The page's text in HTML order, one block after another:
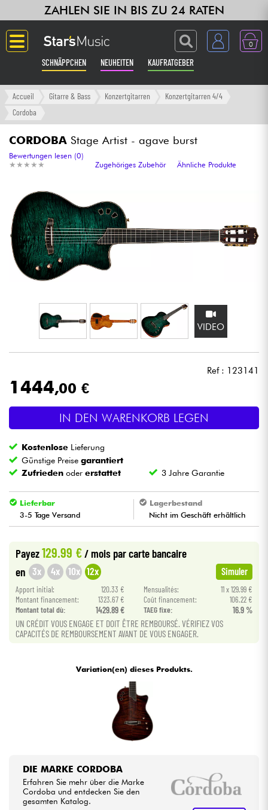
ZAHLEN SIE IN BIS ZU 24 RATEN
0
SCHNÄPPCHEN NEUHEITEN KAUFRATGEBER
Langue
Verstärker & Effekte
Synths & samplers
Studio
Kopfhörer
Mikros
Licht
Blasinstrumente
Violinen & Quartett
Kabel & Zubehöre
HiFi
Bundle
Accueil Gitarre & Bass Konzertgitarren
Konzertgitarren 4/4
Cordoba
CORDOBA Stage Artist - agave burst
★ ★ ★ ★ ★
★ ★ ★ ★ ★
Bewertungen lesen (0)
Zugehöriges Zubehör
Ähnliche Produkte
VIDEO
Ref : 123141
1444,00 €
IN DEN WARENKORB LEGEN
Kostenlose Lieferung
Günstige Preisegarantiert
Zufrieden odererstattet 3 Jahre Garantie
Lieferbar
3-5 Tage Versand
Lagerbestand
Nicht im Geschäft erhältlich
Payez129.99 €/ mois par carte bancaire
en 3x 4x 10x 12x Simuler
Apport initial: 120.33 € Mensualités:
11 x 129.99 €
Montant financement:
1323.67 € Coût financement:
106.22 €
Montant total dù:
1429.89 € TAEG fixe: 16.9 %
UN CRÉDIT VOUS ENGAGE ET DOIT ÊTRE REMBOURSÉ. VÉRIFIEZ VOS
CAPACITÉS DE REMBOURSEMENT AVANT DE VOUS ENGAGER.
Variation(en) dieses Produkts.
DIE MARKE CORDOBA
Erfahren Sie mehr über die Marke
Cordoba und entdecken Sie den
gesamten Katalog.